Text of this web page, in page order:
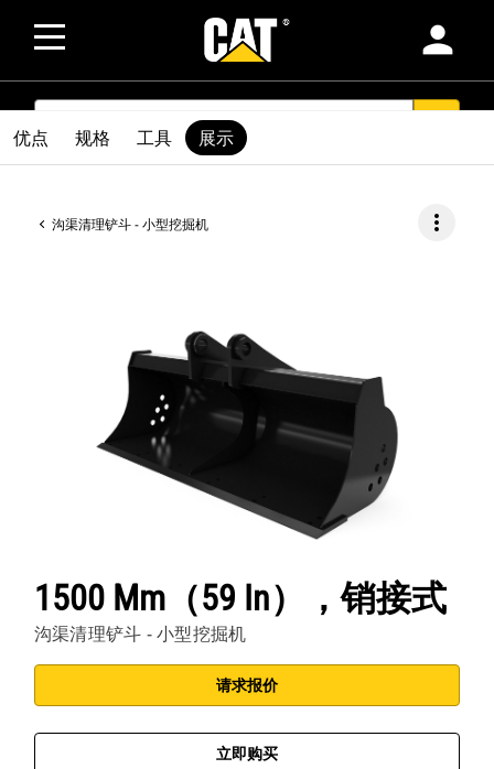
person
SEARCH
沟渠清理铲斗 - 小型挖掘机 more_vert
1500 Mm（59 In），销接式
沟渠清理铲斗 - 小型挖掘机
请求报价
立即购买
优点 规格 工具 展示